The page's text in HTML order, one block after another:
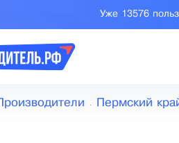
Уже 13576
Производители Пермский